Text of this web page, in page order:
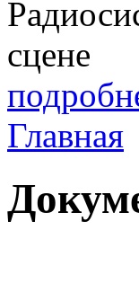
сцене
Главная